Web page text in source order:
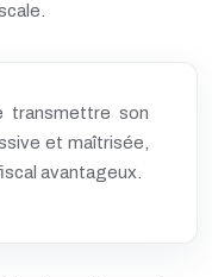
transmettre son
et maîtrisée,
avantageux.